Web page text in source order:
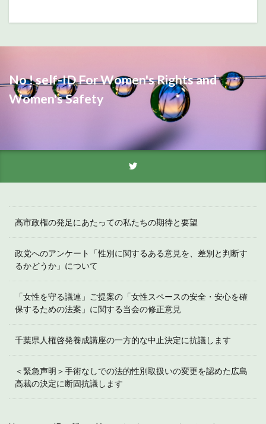
No ! self-ID For Women's Rights and
Women's Safety
高市政権の発足にあたっての私たちの期待と要望
政党へのアンケート「性別に関するある意見を、差別と判断す
るかどうか」について
「女性を守る議連」ご提案の「女性スペースの安全・安心を確
保するための法案」に関する当会の修正意見
千葉県人権啓発養成講座の一方的な中止決定に抗議します
＜緊急声明＞手術なしでの法的性別取扱いの変更を認めた広島
高裁の決定に断固抗議します